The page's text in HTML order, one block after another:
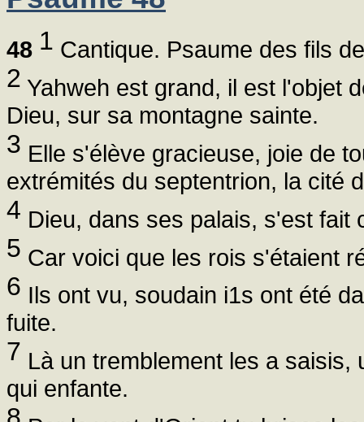
48 1 Cantique. Psaume des fils
2 Yahweh est grand, il est l'objet
Dieu, sur sa montagne sainte.
3 Elle s'élève gracieuse, joie de
extrémités du septentrion, la cité
4 Dieu, dans ses palais, s'est fait
5 Car voici que les rois s'étaient
6 Ils ont vu, soudain i1s ont été
fuite.
7 Là un tremblement les a saisis,
qui enfante.